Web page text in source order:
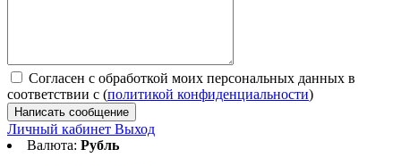
Согласен с обработкой моих персональных данных в
соответствии с (политикой конфиденциальности)
Написать сообщение
Личный кабинет Выход
Валюта: Рубль